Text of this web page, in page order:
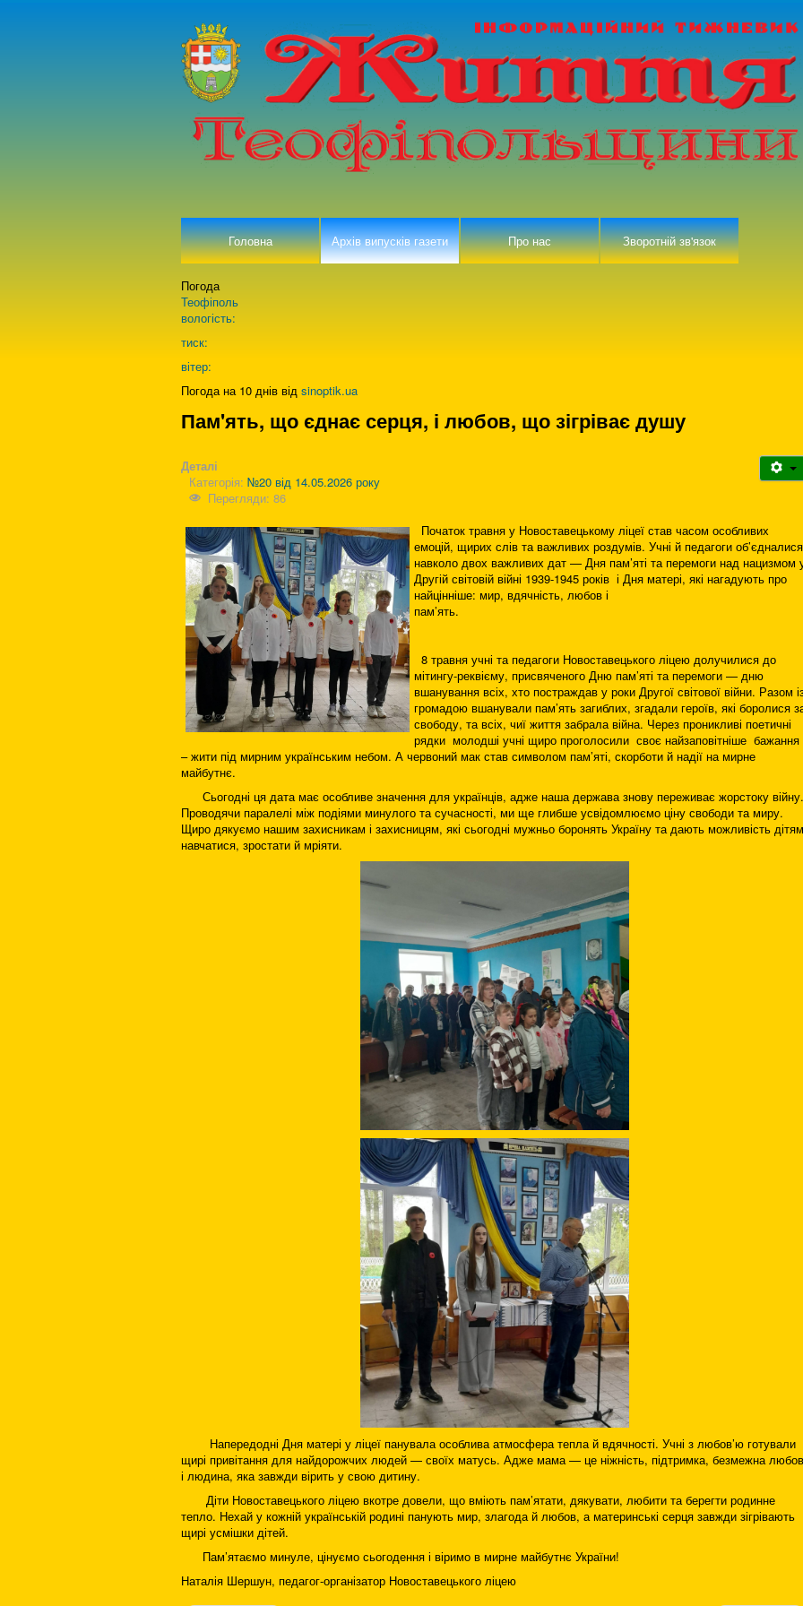
Головна Архів випусків газети Про нас Зворотній зв'язок
Погода
Теофіполь
вологість:
тиск:
вітер:
Погода на 10 днів від sinoptik.ua
Пам'ять, що єднає серця, і любов, що зігріває душу
Деталі
Категорія: №20 від 14.05.2026 року
Перегляди: 86
Початок травня у Новоставецькому ліцеї став часом особливих
емоцій, щирих слів та важливих роздумів. Учні й педагоги об’єдналися
навколо двох важливих дат — Дня пам’яті та перемоги над нацизмом
Другій світовій війні 1939-1945 років і Дня матері, які нагадують про
найцінніше: мир, вдячність, любов і
пам’ять.
8 травня учні та педагоги Новоставецького ліцею долучилися до
мітингу-реквієму, присвяченого Дню пам’яті та перемоги — дню
вшанування всіх, хто постраждав у роки Другої світової війни. Разом
громадою вшанували пам’ять загиблих, згадали героїв, які боролися
свободу, та всіх, чиї життя забрала війна. Через проникливі поетичні
рядки молодші учні щиро проголосили своє найзаповітніше бажання
– жити під мирним українським небом. А червоний мак став символом пам’яті, скорботи й надії на мирне
майбутнє.
Сьогодні ця дата має особливе значення для українців, адже наша держава знову переживає жорстоку війну.
Проводячи паралелі між подіями минулого та сучасності, ми ще глибше усвідомлюємо ціну свободи та миру.
Щиро дякуємо нашим захисникам і захисницям, які сьогодні мужньо боронять Україну та дають можливість дітям
навчатися, зростати й мріяти.
Напередодні Дня матері у ліцеї панувала особлива атмосфера тепла й вдячності. Учні з любов’ю готували
щирі привітання для найдорожчих людей — своїх матусь. Адже мама — це ніжність, підтримка, безмежна любов
і людина, яка завжди вірить у свою дитину.
Діти Новоставецького ліцею вкотре довели, що вміють пам’ятати, дякувати, любити та берегти родинне
тепло. Нехай у кожній українській родині панують мир, злагода й любов, а материнські серця завжди зігрівають
щирі усмішки дітей.
Пам’ятаємо минуле, цінуємо сьогодення і віримо в мирне майбутнє України!
Наталія Шершун, педагог-організатор Новоставецького ліцею